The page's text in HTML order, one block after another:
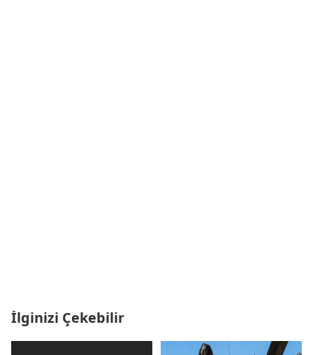
İlginizi Çekebilir